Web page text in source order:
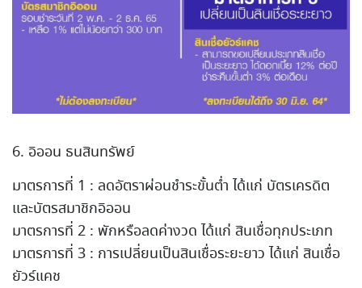
6. อิออน ธนสินทรัพย์
มาตรการที่ 1 : ลดอัตราผ่อนชำระขั้นต่ำ ได้แก่ บัตรเครดิต
และบัตรสมาชิกอิออน
มาตรการที่ 2 : พักหรือลดค่างวด ได้แก่ สินเชื่อทุกประเภท
มาตรการที่ 3 : การเปลี่ยนเป็นสินเชื่อระยะยาว ได้แก่ สินเชื่อ
ยัวร์แคช